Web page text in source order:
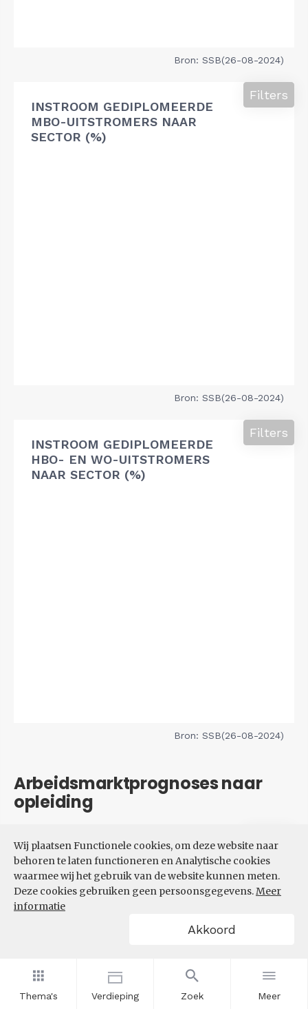
Thema's Verdieping Zoek Meer
Wij plaatsen Functionele cookies, om deze website naar
behoren te laten functioneren en Analytische cookies
waarmee wij het gebruik van de website kunnen meten.
Deze cookies gebruiken geen persoonsgegevens.Meer
informatie
Akkoord
Bron: SSB(26-08-2024)
INSTROOM GEDIPLOMEERDE
MBO-UITSTROMERS NAAR
SECTOR (%)
Filters
Bron: SSB(26-08-2024)
INSTROOM GEDIPLOMEERDE
HBO- EN WO-UITSTROMERS
NAAR SECTOR (%)
Filters
Bron: SSB(26-08-2024)
Arbeidsmarktprognoses naar
opleiding
VERWACHTE UITBREIDINGS-
EN VERVANGINGSVRAAG NAAR
OPLEIDINGSNIVEAU
Filters